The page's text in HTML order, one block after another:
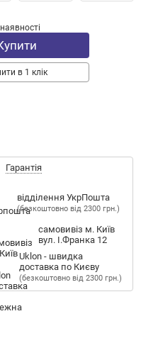
в 1 клік
Гарантія
відділення УкрПошта
(безкоштовно від 2300 грн.)
самовивіз м. Київ
вул. І.Франка 12
Uklon - швидка
доставка по Києву
(безкоштовно від 2300 грн.)